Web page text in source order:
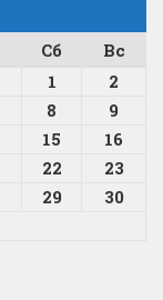
Сб
Вс
1
2
8
9
15
16
22
23
29
30